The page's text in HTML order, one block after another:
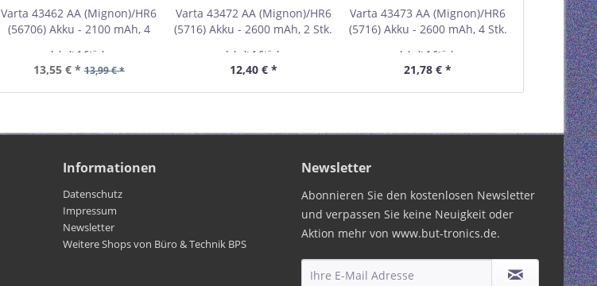
Varta 43462 AA (Mignon)/HR6
(56706) Akku - 2100 mAh, 4
Inhalt 1 Stück
13,55 € * 13,99 € *
Varta 43472 AA (Mignon)/HR6
(5716) Akku - 2600 mAh, 2 Stk.
Inhalt 1 Stück
12,40 € *
Varta 43473 AA (Mignon)/HR6
(5716) Akku - 2600 mAh, 4 Stk.
Inhalt 1 Stück
21,78 € *
Informationen
Datenschutz
Impressum
Newsletter
Weitere Shops von Büro & Technik BPS
Newsletter
Abonnieren Sie den kostenlosen Newsletter
und verpassen Sie keine Neuigkeit oder
Aktion mehr von www.but-tronics.de.